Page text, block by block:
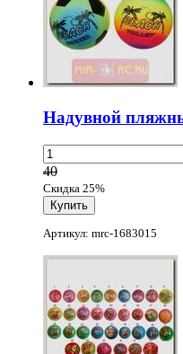
Надувной
40
Скидка 25%
Артикул: mrc-1683015